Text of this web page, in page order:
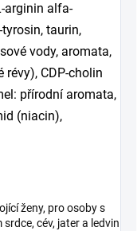
arginin alfa-
taurin,
vody, aromata,
révy), CDP-cholin
přírodní aromata,
(niacin),
ženy, pro osoby s
cév, jater a ledvin